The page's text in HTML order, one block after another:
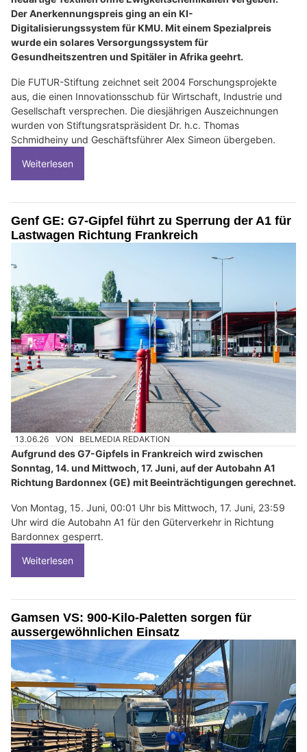
Der Anerkennungspreis ging an ein KI-
Digitalisierungssystem für KMU. Mit einem Spezialpreis
wurde ein solares Versorgungssystem für
Gesundheitszentren und Spitäler in Afrika geehrt.
Die FUTUR-Stiftung zeichnet seit 2004 Forschungsprojekte
aus, die einen Innovationsschub für Wirtschaft, Industrie und
Gesellschaft versprechen. Die diesjährigen Auszeichnungen
wurden von Stiftungsratspräsident Dr. h.c. Thomas
Schmidheiny und Geschäftsführer Alex Simeon übergeben.
Weiterlesen
Genf GE: G7-Gipfel führt zu Sperrung der A1 für
Lastwagen Richtung Frankreich
13.06.26 VON BELMEDIA REDAKTION
Aufgrund des G7-Gipfels in Frankreich wird zwischen
Sonntag, 14. und Mittwoch, 17. Juni, auf der Autobahn A1
Richtung Bardonnex (GE) mit Beeinträchtigungen gerechnet.
Von Montag, 15. Juni, 00:01 Uhr bis Mittwoch, 17. Juni, 23:59
Uhr wird die Autobahn A1 für den Güterverkehr in Richtung
Bardonnex gesperrt.
Weiterlesen
Gamsen VS: 900-Kilo-Paletten sorgen für
aussergewöhnlichen Einsatz